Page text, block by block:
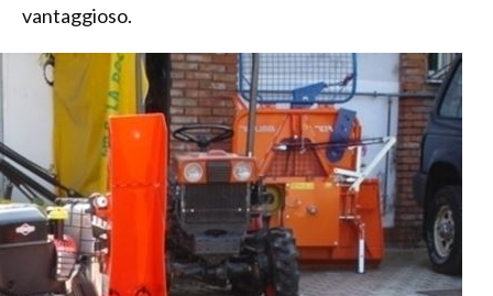
vantaggioso.